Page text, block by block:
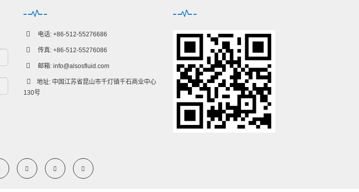
电话: +86-512-55276686
传真: +86-512-55276086
邮箱: info@alsosfluid.com
地址: 中国江苏省昆山市千灯镇千石商业中心
130号